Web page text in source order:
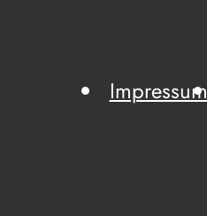
Impressum